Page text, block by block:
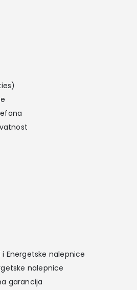
Energetske nalepnice
nalepnice
garancija